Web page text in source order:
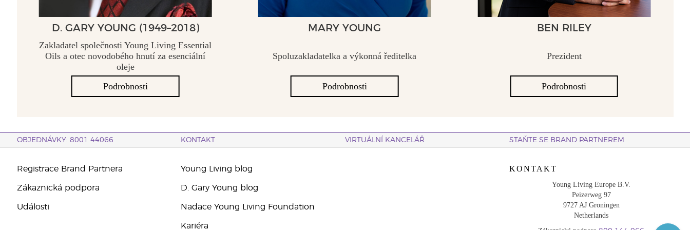
D. GARY YOUNG (1949–2018)
Zakladatel společnosti Young Living Essential
Oils a otec novodobého hnutí za esenciální
oleje
Podrobnosti
MARY YOUNG
Spoluzakladatelka a výkonná ředitelka
Podrobnosti
BEN RILEY
Prezident
Podrobnosti
OBJEDNÁVKY: 8001 44066 KONTAKT VIRTUÁLNÍ KANCELÁŘ STAŇTE SE BRAND PARTNEREM
Registrace Brand Partnera
Zákaznická podpora
Události
Young Living blog
D. Gary Young blog
Nadace Young Living Foundation
Kariéra
KONTAKT
Young Living Europe B.V.
Peizerweg 97
9727 AJ Groningen
Netherlands